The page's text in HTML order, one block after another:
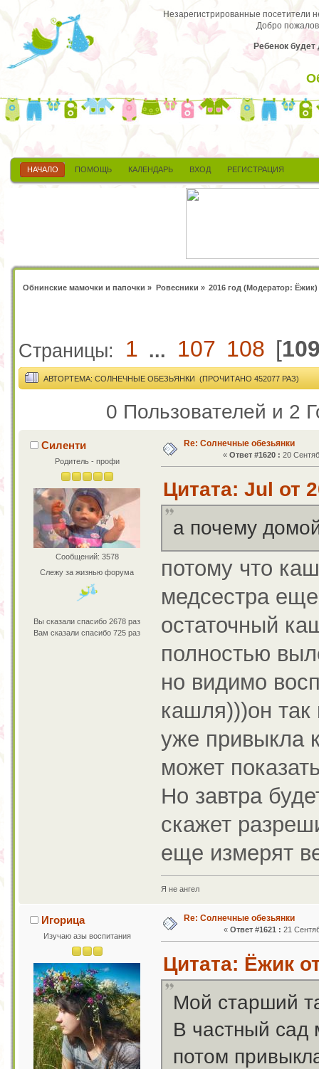
Незарегистрированные посетители
Добро
Ребенок будет
НАЧАЛО ПОМОЩЬ КАЛЕНДАРЬ ВХОД РЕГИСТРАЦИЯ
Обнинские мамочки и папочки » Ровесники » 2016 год (Модератор: Ёжик)
Страницы: 1 ... 107 108 [
АВТОРТЕМА: СОЛНЕЧНЫЕ ОБЕЗЬЯНКИ (ПРОЧИТАНО 452077 РАЗ)
0 Пользователей и 2
Силенти
Родитель - профи
Сообщений: 3578
Слежу за жизнью форума
Вы сказали спасибо 2678 раз
Вам сказали спасибо 725 раз
Re: Солнечные обезьянки
«Ответ #1620 : 20
Цитата: Jul от
а почему
потому что
медсестра
остаточный
полностью
но видимо
кашля)))он так
уже привыкла
может
Но завтра
скажет
еще измерят
Я не ангел
Игорица
Изучаю азы воспитания
Re: Солнечные обезьянки
« Ответ #1621 : 21
Цитата: Ёжик
Мой старший
В частный сад
потом